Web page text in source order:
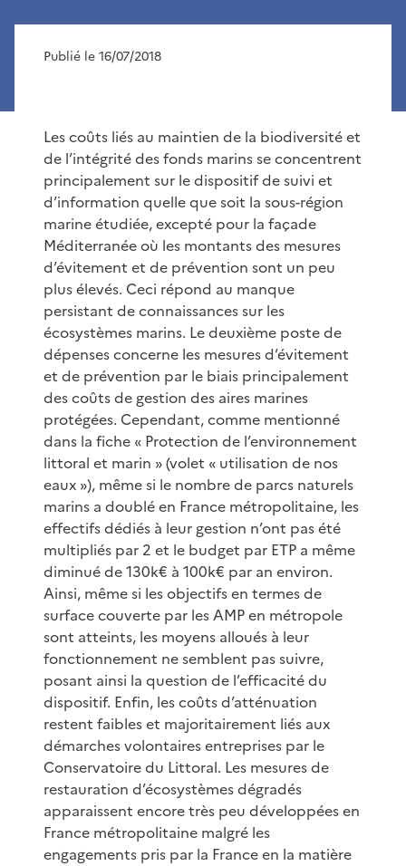
Publié le 16/07/2018
Les coûts liés au maintien de la biodiversité et
de l’intégrité des fonds marins se concentrent
principalement sur le dispositif de suivi et
d’information quelle que soit la sous-région
marine étudiée, excepté pour la façade
Méditerranée où les montants des mesures
d’évitement et de prévention sont un peu
plus élevés. Ceci répond au manque
persistant de connaissances sur les
écosystèmes marins. Le deuxième poste de
dépenses concerne les mesures d’évitement
et de prévention par le biais principalement
des coûts de gestion des aires marines
protégées. Cependant, comme mentionné
dans la fiche « Protection de l’environnement
littoral et marin » (volet « utilisation de nos
eaux »), même si le nombre de parcs naturels
marins a doublé en France métropolitaine, les
effectifs dédiés à leur gestion n’ont pas été
multipliés par 2 et le budget par ETP a même
diminué de 130k€ à 100k€ par an environ.
Ainsi, même si les objectifs en termes de
surface couverte par les AMP en métropole
sont atteints, les moyens alloués à leur
fonctionnement ne semblent pas suivre,
posant ainsi la question de l’efficacité du
dispositif. Enfin, les coûts d’atténuation
restent faibles et majoritairement liés aux
démarches volontaires entreprises par le
Conservatoire du Littoral. Les mesures de
restauration d’écosystèmes dégradés
apparaissent encore très peu développées en
France métropolitaine malgré les
engagements pris par la France en la matière